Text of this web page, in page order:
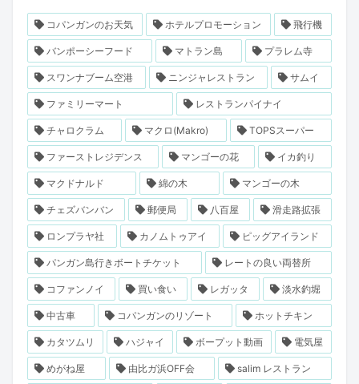
コパンガンのお天気 ホテルプロモーション 飛行機
バンポーシーフード マトラン島 プラレム寺
スワンナブーム空港 ニンジャレストラン サムイ
ファミリーマート レストランパイナイ
チャロクラム マクロ(Makro) TOPSスーパー
ファーストレジデンス マンゴーの花 イカ釣り
マクドナルド 綿の木 マンゴーの木
チェズバンバン 郵便局 八百屋 滑走路拡張
ロンプラヤ社 カノムトゥアイ ピッグアイランド
パンガン島行きボートチケット レートの良い両替所
コファンノイ 買い食い レガッタ 淡水釣堀
中古車 コパンガンのリゾート ホットチキン
カタツムリ ハジャイ ボープット動画 電気屋
めがね屋 由比ガ浜OFF会 salim レストラン